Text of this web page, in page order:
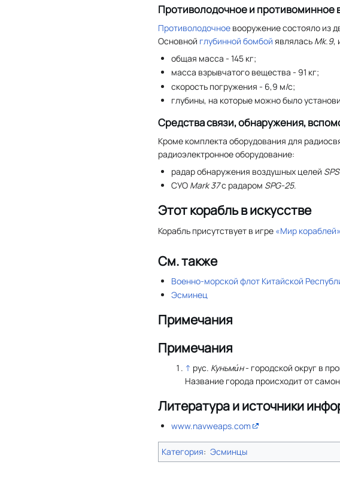
Противолодочное и противоминное
Противолодочное вооружение состояло из
Основной глубинной бомбой являлась Mk.9,
общая масса - 145 кг;
масса взрывчатого вещества - 91 кг;
скорость погружения - 6,9 м/с;
глубины, на которые можно было
Средства связи, обнаружения,
Кроме комплекта оборудования для
радиоэлектронное оборудование:
радар обнаружения воздушных целей
СУО Mark 37с радаром SPG-25.
Этот корабль в искусстве
Корабль присутствует в игре «Мир кораблей»
См. также
Военно-морской флот Китайской
Эсминец
Примечания
Примечания
↑ рус. Куньми́н- городской округ в
Название города происходит от
Литература и источники
www.navweaps.com
Категория: Эсминцы